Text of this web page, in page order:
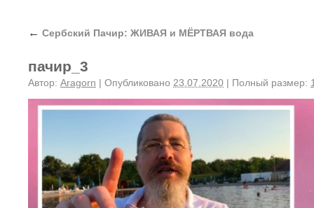
← Сербский Пачир: ЖИВАЯ и МЁРТВАЯ вода
пачир_3
Автор: Aragorn | Опубликовано 23.07.2020 | Полный размер: